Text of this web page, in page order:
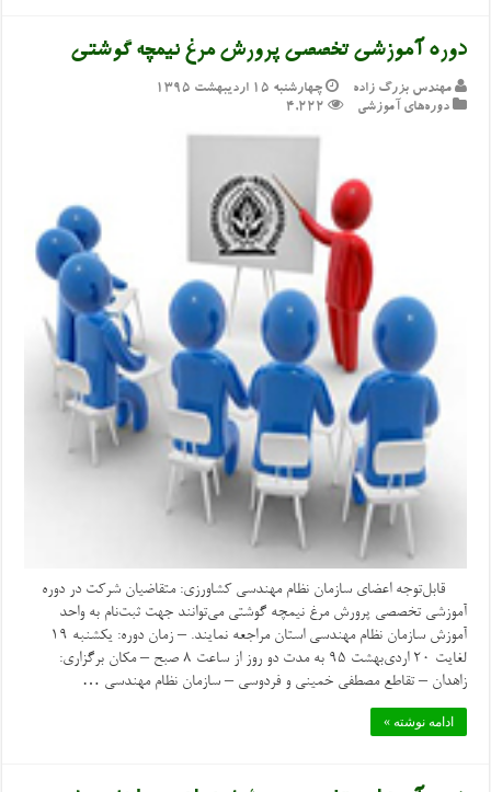
دوره آموزشی تخصصی پرورش مرغ نیمچه گوشتی
مهندس بزرگ زاده
چهارشنبه ۱۵ اردیبهشت ۱۳۹۵
دوره‌های آموزشی
4,222
قابل‌توجه اعضای سازمان نظام مهندسی کشاورزی: متقاضیان شرکت در دوره
آموزشی تخصصی پرورش مرغ نیمچه گوشتی می‌توانند جهت ثبت‌نام به واحد
آموزش سازمان نظام مهندسی استان مراجعه نمایند. – زمان دوره: یکشنبه ۱۹
لغایت ۲۰ اردی‌بهشت ۹۵ به مدت دو روز از ساعت ۸ صبح – مکان برگزاری:
زاهدان – تقاطع مصطفی خمینی و فردوسی – سازمان نظام مهندسی …
ادامه نوشته »